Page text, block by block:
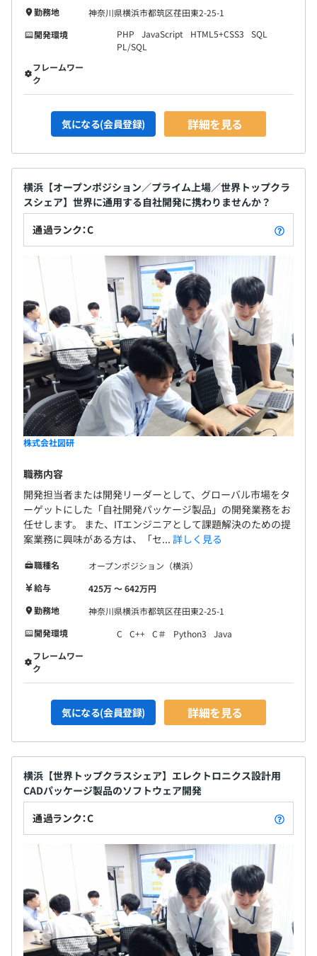
勤務地
神奈川県横浜市都筑区荏田東2-25-1
開発環境
PHP JavaScript HTML5+CSS3
SQL
PL/SQL
フレームワー
ク
気になる(会員登録) 詳細を見る
横浜【オープンポジション／プライム上場／世界トップクラ
スシェア】世界に通用する自社開発に携わりませんか？
通過ランク：C
株式会社図研
職務内容
開発担当者または開発リーダーとして、グローバル市場をタ
ーゲットにした「自社開発パッケージ製品」の開発業務をお
任せします。 また、ITエンジニアとして課題解決のための提
案業務に興味がある方は、「セ... 詳しく見る
職種名
オープンポジション（横浜）
給与
425万 〜 642万円
勤務地
神奈川県横浜市都筑区荏田東2-25-1
開発環境
C C++ C＃ Python3
Java
フレームワー
ク
気になる(会員登録) 詳細を見る
横浜【世界トップクラスシェア】エレクトロニクス設計用
CADパッケージ製品のソフトウェア開発
通過ランク：C